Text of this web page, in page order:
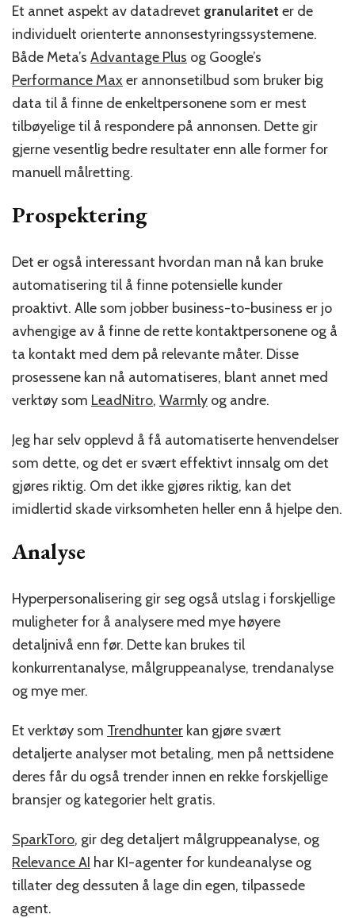
Et annet aspekt av datadrevet granularitet er de
individuelt orienterte annonsestyringssystemene.
Både Meta’s Advantage Plus og Google’s
Performance Max er annonsetilbud som bruker big
data til å finne de enkeltpersonene som er mest
tilbøyelige til å respondere på annonsen. Dette gir
gjerne vesentlig bedre resultater enn alle former for
manuell målretting.
Prospektering
Det er også interessant hvordan man nå kan bruke
automatisering til å finne potensielle kunder
proaktivt. Alle som jobber business-to-business er jo
avhengige av å finne de rette kontaktpersonene og å
ta kontakt med dem på relevante måter. Disse
prosessene kan nå automatiseres, blant annet med
verktøy som LeadNitro, Warmly og andre.
Jeg har selv opplevd å få automatiserte henvendelser
som dette, og det er svært effektivt innsalg om det
gjøres riktig. Om det ikke gjøres riktig, kan det
imidlertid skade virksomheten heller enn å hjelpe den.
Analyse
Hyperpersonalisering gir seg også utslag i forskjellige
muligheter for å analysere med mye høyere
detaljnivå enn før. Dette kan brukes til
konkurrentanalyse, målgruppeanalyse, trendanalyse
og mye mer.
Et verktøy som Trendhunter kan gjøre svært
detaljerte analyser mot betaling, men på nettsidene
deres får du også trender innen en rekke forskjellige
bransjer og kategorier helt gratis.
SparkToro, gir deg detaljert målgruppeanalyse, og
Relevance AI har KI-agenter for kundeanalyse og
tillater deg dessuten å lage din egen, tilpassede
agent.